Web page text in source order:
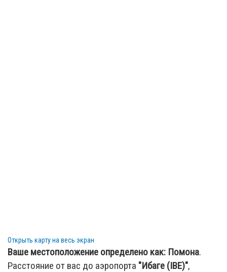
Открыть карту на весь экран
Ваше местоположение определено как: Помона.
Расстояние от вас до аэропорта "Ибаге (IBE)",